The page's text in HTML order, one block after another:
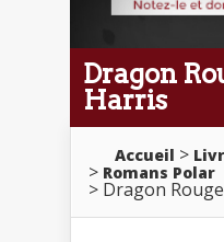
Dragon
Harris
Accueil
Romans Polar
Dragon